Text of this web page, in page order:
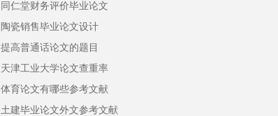
同仁堂财务评价毕业论文
陶瓷销售毕业论文设计
提高普通话论文的题目
天津工业大学论文查重率
体育论文有哪些参考文献
土建毕业论文外文参考文献